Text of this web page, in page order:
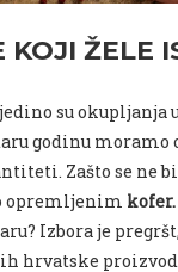
KOJI ŽELE
su
godinu moramo
Zašto se ne
opremljenim
Izbora je
hrvatske